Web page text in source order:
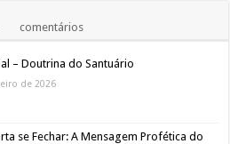
comentários
– Doutrina do Santuário
de 2026
se Fechar: A Mensagem Profética do